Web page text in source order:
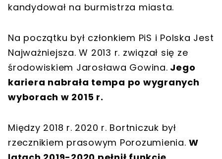
kandydował na burmistrza miasta.
Na początku był członkiem PiS i Polska Jest
Najważniejsza. W 2013 r. związał się ze
środowiskiem Jarosława Gowina. Jego
kariera nabrała tempa po wygranych
wyborach w 2015 r.
Między 2018 r. 2020 r. Bortniczuk był
rzecznikiem prasowym Porozumienia.W